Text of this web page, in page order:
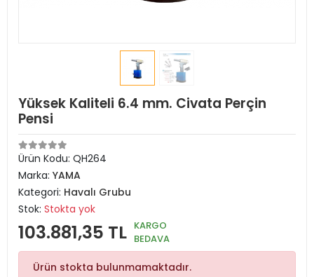
Yüksek Kaliteli 6.4 mm. Civata Perçin
Pensi
Ürün Kodu: QH264
Marka: YAMA
Kategori: Havalı Grubu
Stok: Stokta yok
103.881,35 TL KARGO
BEDAVA
Ürün stokta bulunmamaktadır.